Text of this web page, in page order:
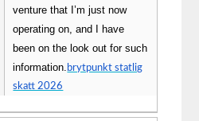
venture that I’m just now
operating on, and I have
been on the look out for such
information. brytpunkt statlig
skatt 2026